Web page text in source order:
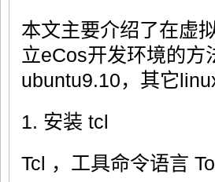
本文主要介绍了在虚
立eCos开发环境的方
ubuntu9.10，其它
1. 安装 tcl
Tcl ，工具命令语言